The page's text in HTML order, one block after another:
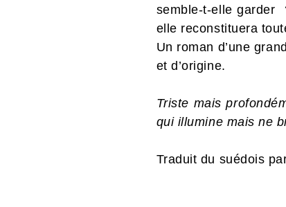
semble-t-elle garder
elle reconstituera
Un roman d’une
et d’origine.
Triste mais
qui illumine mais ne
Traduit du suédois